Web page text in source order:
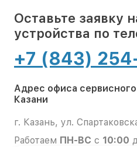
Оставьте заявку
устройства по
+7 (843)
Адрес офиса
Казани
г. Казань, ул.
Работаем ПН-ВС с 10:00